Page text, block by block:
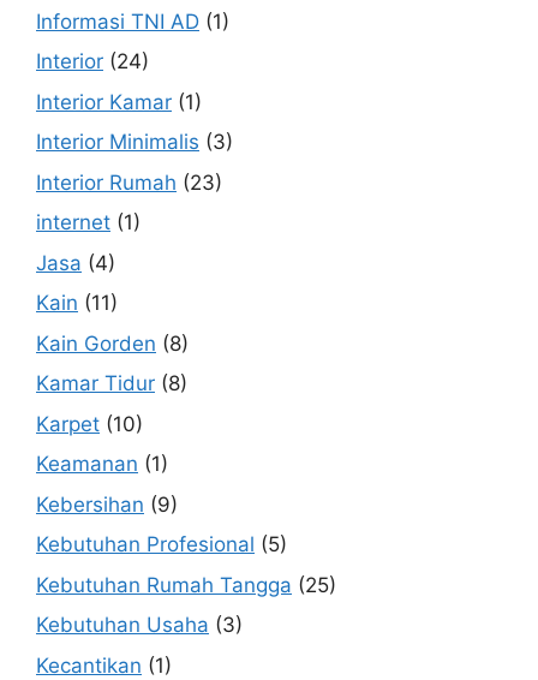
Informasi TNI AD (1)
Interior (24)
Interior Kamar (1)
Interior Minimalis (3)
Interior Rumah (23)
internet (1)
Jasa (4)
Kain (11)
Kain Gorden (8)
Kamar Tidur (8)
Karpet (10)
Keamanan (1)
Kebersihan (9)
Kebutuhan Profesional (5)
Kebutuhan Rumah Tangga (25)
Kebutuhan Usaha (3)
Kecantikan (1)